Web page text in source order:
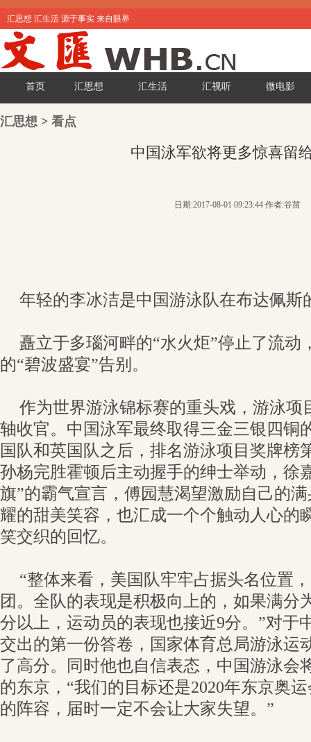
汇思想 汇生活 源于事实 来自眼界
首页 汇思想 汇生活 汇视听 微电影
汇思想 > 看点
中国泳军欲将更多惊喜留
日期:2017-08-01 09:23:44 作者:谷苗
年轻的李冰洁是中国游泳队在布达佩斯
矗立于多瑙河畔的“水火炬”停止了流动
的“碧波盛宴”告别。
作为世界游泳锦标赛的重头戏，游泳项
轴收官。中国泳军最终取得三金三银四铜
国队和英国队之后，排名游泳项目奖牌榜
孙杨完胜霍顿后主动握手的绅士举动，徐
旗”的霸气宣言，傅园慧渴望激励自己的
耀的甜美笑容，也汇成一个个触动人心的
笑交织的回忆。
“整体来看，美国队牢牢占据头名位置
团。全队的表现是积极向上的，如果满分
分以上，运动员的表现也接近9分。”对于
交出的第一份答卷，国家体育总局游泳运
了高分。同时他也自信表态，中国游泳会
的东京，“我们的目标还是2020年东京奥
的阵容，届时一定不会让大家失望。”